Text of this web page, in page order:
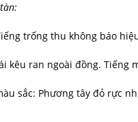
trống thu không báo
kêu ran ngoài đồng. Tiếng
sắc: Phương tây đỏ rực